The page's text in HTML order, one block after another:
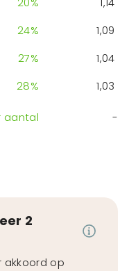
24%
1,09
27%
1,04
28% 1,03
aantal -
2
akkoord op